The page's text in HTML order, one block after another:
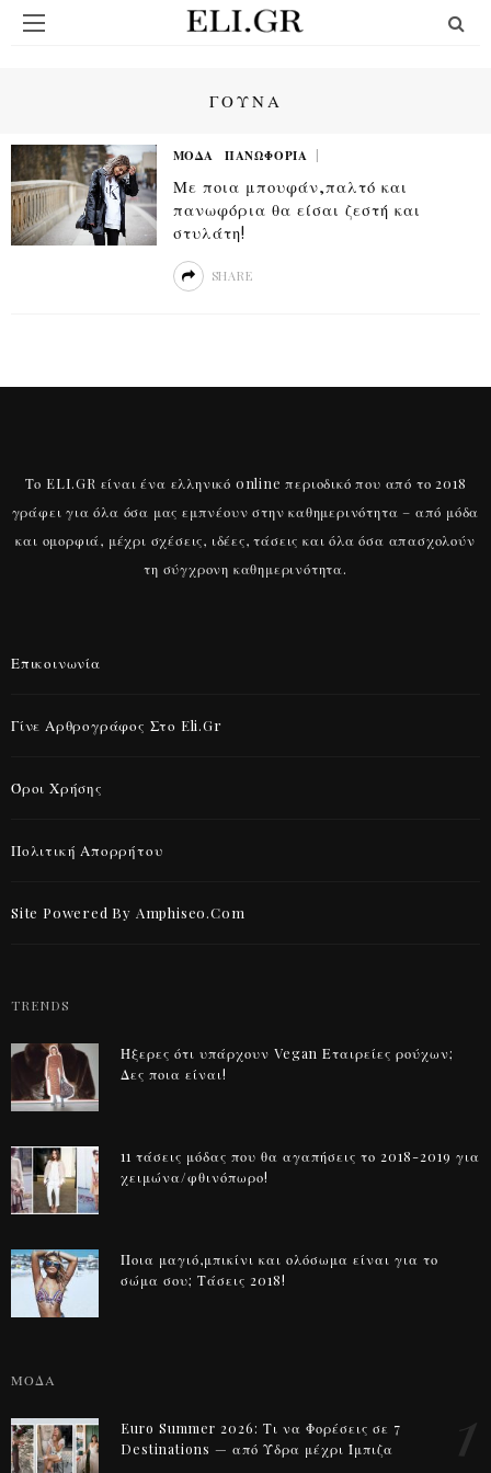
ΓΟΥΝΑ
ΜΟΔΑ ΠΑΝΩΦΌΡΙΑ
Με ποια μπουφάν,παλτό και
πανωφόρια θα είσαι ζεστή και
στυλάτη!
SHARE
Το ELI.GR είναι ένα ελληνικό online περιοδικό που από το 2018
γράφει για όλα όσα μας εμπνέουν στην καθημερινότητα – από μόδα
και ομορφιά, μέχρι σχέσεις, ιδέες, τάσεις και όλα όσα απασχολούν
τη σύγχρονη καθημερινότητα.
Επικοινωνία
Γίνε Αρθρογράφος Στο Eli.gr
Όροι Χρήσης
Πολιτική Απορρήτου
Site Powered By Amphiseo.com
TRENDS
Ήξερες ότι υπάρχουν Vegan Εταιρείες ρούχων;
Δες ποια είναι!
11 τάσεις μόδας που θα αγαπήσεις το 2018-2019 για
χειμώνα/φθινόπωρο!
Ποια μαγιό,μπικίνι και ολόσωμα είναι για το
σώμα σου; Τάσεις 2018!
ΜΟΔΑ
Euro Summer 2026: Τι να Φορέσεις σε 7
Destinations — από Ύδρα μέχρι Ίμπιζα
1